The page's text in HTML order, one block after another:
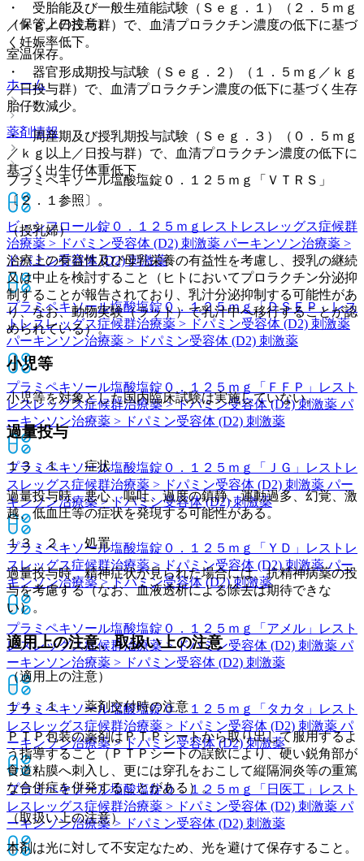
（保管上の注意）
室温保存。
ホーム
薬剤情報
プラミペキソール塩酸塩錠０．１２５ｍｇ「ＶＴＲＳ」
ビ・シフロール錠０．１２５ｍｇ レストレスレッグス症候群
治療薬 > ドパミン受容体 (D2) 刺激薬 パーキンソン治療薬 >
ドパミン受容体 (D2) 刺激薬
プラミペキソール塩酸塩錠０．１２５ｍｇ「ＤＳＥＰ」 レス
トレスレッグス症候群治療薬 > ドパミン受容体 (D2) 刺激薬
パーキンソン治療薬 > ドパミン受容体 (D2) 刺激薬
プラミペキソール塩酸塩錠０．１２５ｍｇ「ＦＦＰ」
レスト
レスレッグス症候群治療薬 > ドパミン受容体 (D2) 刺激薬 パ
ーキンソン治療薬 > ドパミン受容体 (D2) 刺激薬
プラミペキソール塩酸塩錠０．１２５ｍｇ「ＪＧ」
レストレ
スレッグス症候群治療薬 > ドパミン受容体 (D2) 刺激薬 パー
キンソン治療薬 > ドパミン受容体 (D2) 刺激薬
プラミペキソール塩酸塩錠０．１２５ｍｇ「ＹＤ」
レストレ
スレッグス症候群治療薬 > ドパミン受容体 (D2) 刺激薬 パー
キンソン治療薬 > ドパミン受容体 (D2) 刺激薬
プラミペキソール塩酸塩錠０．１２５ｍｇ「アメル」
レスト
レスレッグス症候群治療薬 > ドパミン受容体 (D2) 刺激薬 パ
ーキンソン治療薬 > ドパミン受容体 (D2) 刺激薬
プラミペキソール塩酸塩錠０．１２５ｍｇ「タカタ」
レスト
レスレッグス症候群治療薬 > ドパミン受容体 (D2) 刺激薬 パ
ーキンソン治療薬 > ドパミン受容体 (D2) 刺激薬
プラミペキソール塩酸塩錠０．１２５ｍｇ「日医工」
レスト
レスレッグス症候群治療薬 > ドパミン受容体 (D2) 刺激薬 パ
ーキンソン治療薬 > ドパミン受容体 (D2) 刺激薬
・ 受胎能及び一般生殖能試験（Ｓｅｇ．１）（２．５ｍｇ
／ｋｇ／日投与群）で、血清プロラクチン濃度の低下に基づ
く妊娠率低下。
・ 器官形成期投与試験（Ｓｅｇ．２）（１．５ｍｇ／ｋｇ
／日投与群）で、血清プロラクチン濃度の低下に基づく生存
胎仔数減少。
・ 周産期及び授乳期投与試験（Ｓｅｇ．３）（０．５ｍｇ
／ｋｇ以上／日投与群）で、血清プロラクチン濃度の低下に
基づく出生仔体重低下。
〔２．１参照〕。
（授乳婦）
治療上の有益性及び母乳栄養の有益性を考慮し、授乳の継続
又は中止を検討すること（ヒトにおいてプロラクチン分泌抑
制することが報告されており、乳汁分泌抑制する可能性があ
り、なお、動物実験（ラット）で乳汁中へ移行することが認
められている）。
小児等
小児等を対象とした国内臨床試験は実施していない。
過量投与
１３．１． 症状
過量投与時、悪心、嘔吐、過度の鎮静、運動過多、幻覚、激
越、低血圧等の症状を発現する可能性がある。
１３．２． 処置
過量投与時、精神症状が見られた場合には、抗精神病薬の投
与を考慮する（なお、血液透析による除去は期待できな
い）。
適用上の注意、取扱い上の注意
（適用上の注意）
１４．１． 薬剤交付時の注意
ＰＴＰ包装の薬剤はＰＴＰシートから取り出して服用するよ
う指導すること（ＰＴＰシートの誤飲により、硬い鋭角部が
食道粘膜へ刺入し、更には穿孔をおこして縦隔洞炎等の重篤
な合併症を併発することがある）。
（取扱い上の注意）
本剤は光に対して不安定なため、光を避けて保存すること。